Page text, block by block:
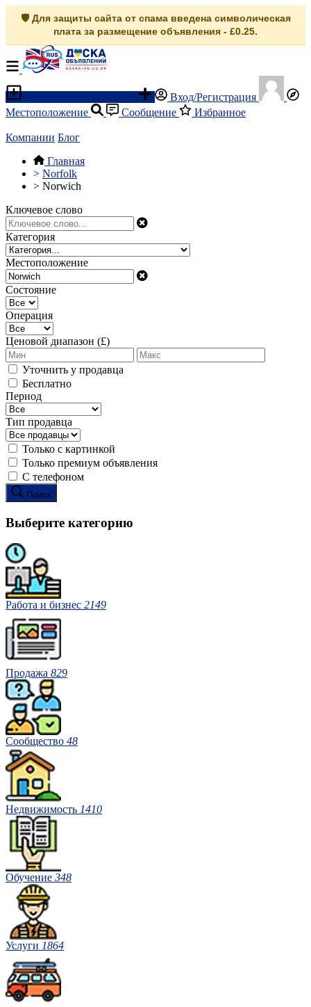
🛡️ Для защиты сайта от спама введена символическая
плата за размещение объявления - £0.25.
Вход/Регистрация
Местоположение
Сообщение Избранное
Компании Блог
Главная
> Norfolk
> Norwich
Ключевое слово
Категория
Местоположение
Состояние
Операция
Ценовой диапазон (£)
Уточнить у продавца
Бесплатно
Период
Тип продавца
Только с картинкой
Только премиум объявления
С телефоном
Поиск
Выберите категорию
Работа и бизнес 2149
Продажа 829
Сообщество 48
Недвижимость 1410
Обучение 348
Услуги 1864